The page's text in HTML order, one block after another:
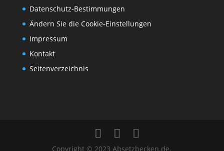
Datenschutz-Bestimmungen
Ändern Sie die Cookie-Einstellungen
Impressum
Kontakt
Seitenverzeichnis
Copyright © 2023 Absetzbecken.de.